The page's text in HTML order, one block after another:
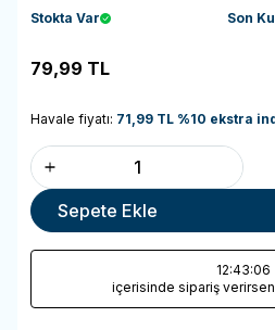
Stokta Var Son
79,99 TL
Havale fiyatı: 71,99 TL %10 ekstra
Sepete Ekle
12:43:06
içerisinde sipariş